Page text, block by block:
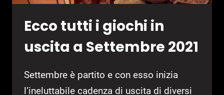
Ecco tutti i giochi in
uscita a Settembre 2021
Settembre è partito e con esso inizia
l’ineluttabile cadenza di uscita di diversi